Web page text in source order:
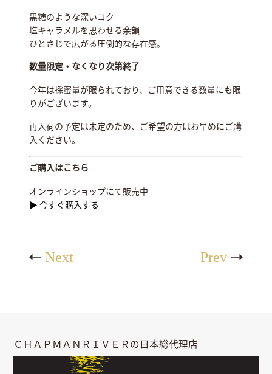
黒糖のような深いコク
塩キャラメルを思わせる余韻
ひとさじで広がる圧倒的な存在感。
数量限定・なくなり次第終了
今年は採蜜量が限られており、ご用意できる数量にも限
りがございます。
再入荷の予定は未定のため、ご希望の方はお早めにご購
入ください。
ご購入はこちら
オンラインショップにて販売中
▶ 今すぐ購入する
Next Prev
ＣＨＡＰＭＡＮＲＩＶＥＲの日本総代理店